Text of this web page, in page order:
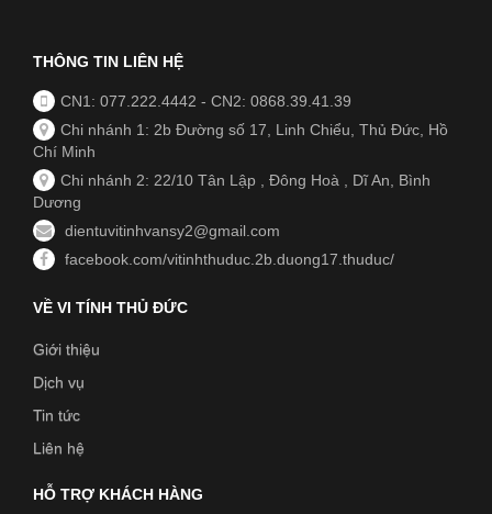
THÔNG TIN LIÊN HỆ
CN1: 077.222.4442 - CN2: 0868.39.41.39
Chi nhánh 1: 2b Đường số 17, Linh Chiểu, Thủ Đức, Hồ
Chí Minh
Chi nhánh 2: 22/10 Tân Lập , Đông Hoà , Dĩ An, Bình
Dương
dientuvitinhvansy2@gmail.com
facebook.com/vitinhthuduc.2b.duong17.thuduc/
VỀ VI TÍNH THỦ ĐỨC
Giới thiệu
Dịch vụ
Tin tức
Liên hệ
HỖ TRỢ KHÁCH HÀNG